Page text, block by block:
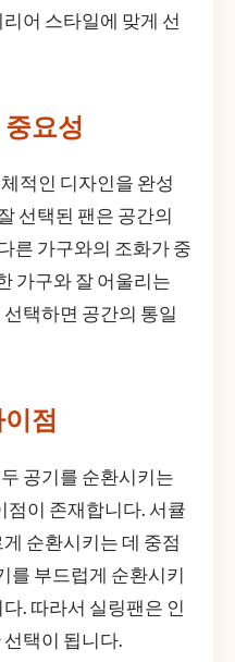
어 스타일에 맞게 선
요성
적인 디자인을 완성
선택된 팬은 공간의
른 가구와의 조화가 중
가구와 잘 어울리는
택하면 공간의 통일
점
공기를 순환시키는
점이 존재합니다. 서큘
순환시키는 데 중점
를 부드럽게 순환시키
. 따라서 실링팬은 인
택이 됩니다.